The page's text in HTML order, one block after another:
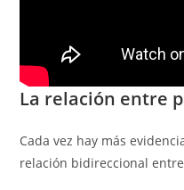
La relación entre
Cada vez hay más
relación bidireccional